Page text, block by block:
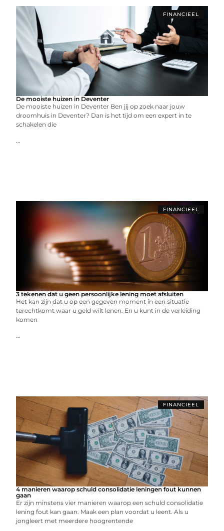
FINANCIEEL
De mooiste huizen in Deventer
De mooiste huizen in Deventer Ben jij op zoek naar jouw
droomhuis in Deventer? Dan is het tijd om een expert in te
schakelen die
...
FINANCIEEL
3 tekenen dat u geen persoonlijke lening moet afsluiten
Het kan zijn dat u op een gegeven moment in een situatie
terechtkomt waar u geld wilt lenen. En u kunt in de verleiding
komen
...
FINANCIEEL
4 manieren waarop schuld consolidatie leningen fout kunnen
gaan
Er zijn minstens vier manieren waarop een schuld consolidatie
lening fout kan gaan. Maak een plan voordat u leent. Als u
jongleert met meerdere hoogrentende